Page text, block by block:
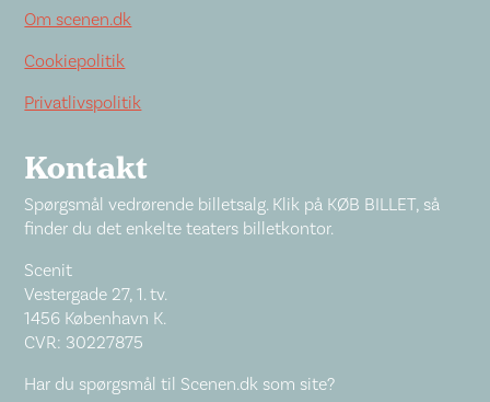
Om scenen.dk
Cookiepolitik
Privatlivspolitik
Kontakt
Spørgsmål vedrørende billetsalg. Klik på KØB BILLET, så
finder du det enkelte teaters billetkontor.
Scenit
Vestergade 27, 1. tv.
1456 København K.
CVR: 30227875
Har du spørgsmål til Scenen.dk som site?